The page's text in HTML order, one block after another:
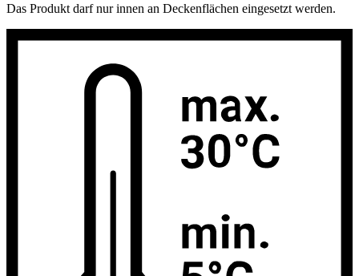
Das Produkt darf nur innen an Deckenflächen eingesetzt werden.